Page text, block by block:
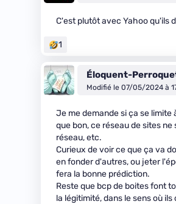
C'est plutôt avec Yahoo qu'ils
1
Éloquent-
Modifié le 07/05/2024 à
Je me demande si ça se limite
que bon, ce réseau de sites
réseau, etc.
Curieux de voir ce que ça va
en fonder d'autres, ou jeter
fera la bonne prédiction.
Reste que bcp de boites font
la légitimité, dans le sens où